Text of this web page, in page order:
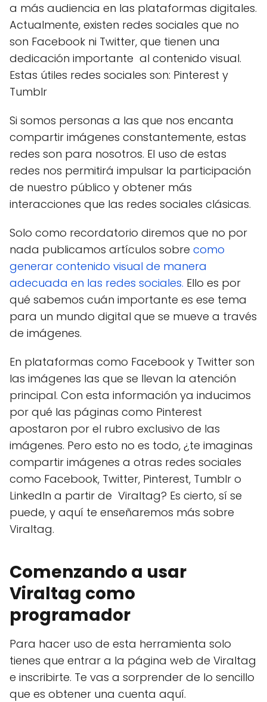
a más audiencia en las plataformas digitales.
Actualmente, existen redes sociales que no
son Facebook ni Twitter, que tienen una
dedicación importante al contenido visual.
Estas útiles redes sociales son: Pinterest y
Tumblr
Si somos personas a las que nos encanta
compartir imágenes constantemente, estas
redes son para nosotros. El uso de estas
redes nos permitirá impulsar la participación
de nuestro público y obtener más
interacciones que las redes sociales clásicas.
Solo como recordatorio diremos que no por
nada publicamos artículos sobre como
generar contenido visual de manera
adecuada en las redes sociales. Ello es por
qué sabemos cuán importante es ese tema
para un mundo digital que se mueve a través
de imágenes.
En plataformas como Facebook y Twitter son
las imágenes las que se llevan la atención
principal. Con esta información ya inducimos
por qué las páginas como Pinterest
apostaron por el rubro exclusivo de las
imágenes. Pero esto no es todo, ¿te imaginas
compartir imágenes a otras redes sociales
como Facebook, Twitter, Pinterest, Tumblr o
LinkedIn a partir de Viraltag? Es cierto, sí se
puede, y aquí te enseñaremos más sobre
Viraltag.
Comenzando a usar
Viraltag como
programador
Para hacer uso de esta herramienta solo
tienes que entrar a la página web de Viraltag
e inscribirte. Te vas a sorprender de lo sencillo
que es obtener una cuenta aquí.